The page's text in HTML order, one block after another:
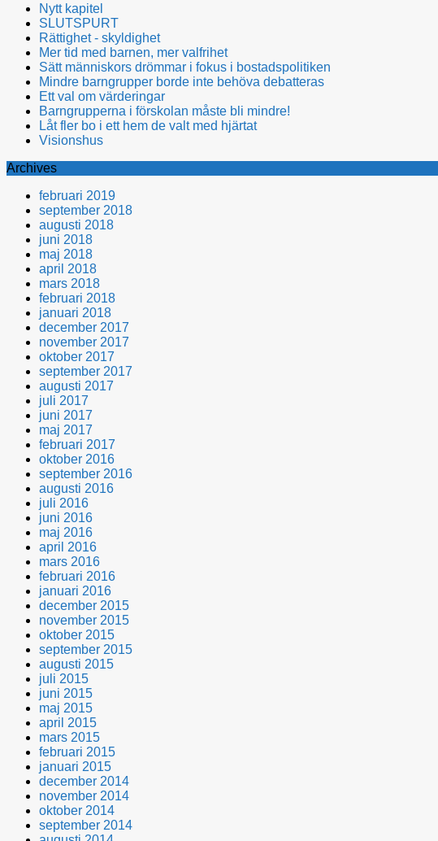
Nytt kapitel
SLUTSPURT
Rättighet - skyldighet
Mer tid med barnen, mer valfrihet
Sätt människors drömmar i fokus i bostadspolitiken
Mindre barngrupper borde inte behöva debatteras
Ett val om värderingar
Barngrupperna i förskolan måste bli mindre!
Låt fler bo i ett hem de valt med hjärtat
Visionshus
Archives
februari 2019
september 2018
augusti 2018
juni 2018
maj 2018
april 2018
mars 2018
februari 2018
januari 2018
december 2017
november 2017
oktober 2017
september 2017
augusti 2017
juli 2017
juni 2017
maj 2017
februari 2017
oktober 2016
september 2016
augusti 2016
juli 2016
juni 2016
maj 2016
april 2016
mars 2016
februari 2016
januari 2016
december 2015
november 2015
oktober 2015
september 2015
augusti 2015
juli 2015
juni 2015
maj 2015
april 2015
mars 2015
februari 2015
januari 2015
december 2014
november 2014
oktober 2014
september 2014